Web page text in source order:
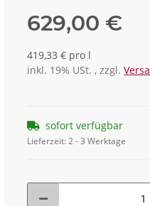
629,00 €
419,33 € pro l
inkl. 19% USt. , zzgl.
sofort verfügbar
Lieferzeit:2 - 3 Werktage